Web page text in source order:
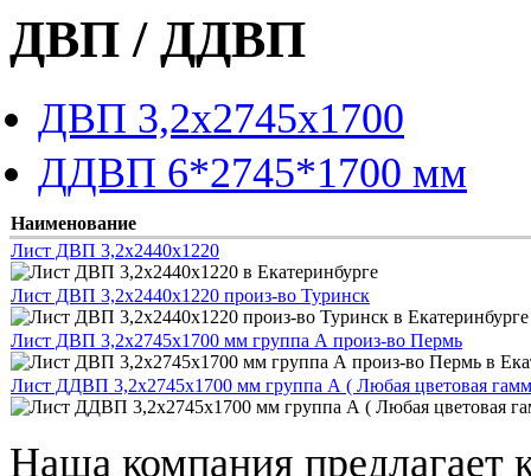
ДВП / ДДВП
ДВП 3,2х2745х1700
ДДВП 6*2745*1700 мм
Наименование
Лист ДВП 3,2х2440х1220
Лист ДВП 3,2х2440х1220 произ-во Туринск
Лист ДВП 3,2х2745х1700 мм группа А произ-во Пермь
Лист ДДВП 3,2х2745х1700 мм группа А ( Любая цветовая
Наша компания